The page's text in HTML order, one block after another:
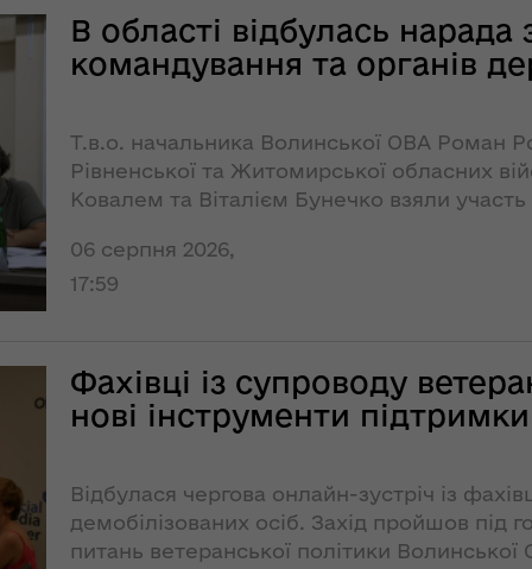
очікують хороший
збір урожаю
інтерв’ю із
головою ОДА
Юрієм
Погуляйком для
«InsiderMedia».
ВІДЕО
сезону на 100% –
заступник
житлово-
комунального
господарства ОДА
В області відбулась нарада
командування та органів
Т.в.о. начальника Волинської ОВА Роман
Рівненської та Житомирської обласних
Ковалем та Віталієм Бунечко взяли
06 серпня 2026,
17:59
Фахівці із супроводу
нові інструменти
Відбулася чергова онлайн-зустріч із
демобілізованих осіб. Захід пройшов під
питань ветеранської політики